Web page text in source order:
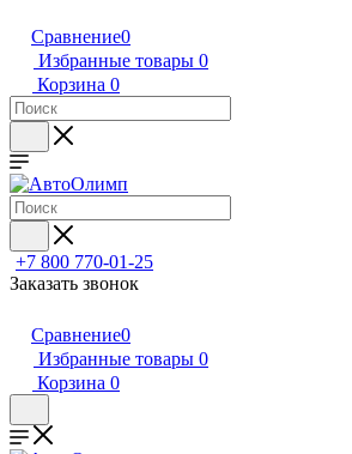
Сравнение0
Избранные товары 0
Корзина 0
+7 800 770-01-25
Заказать звонок
Сравнение0
Избранные товары 0
Корзина 0